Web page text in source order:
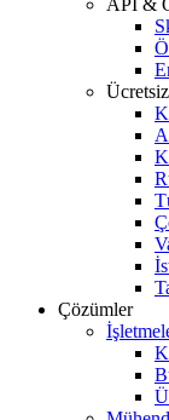
API &
Çözümler